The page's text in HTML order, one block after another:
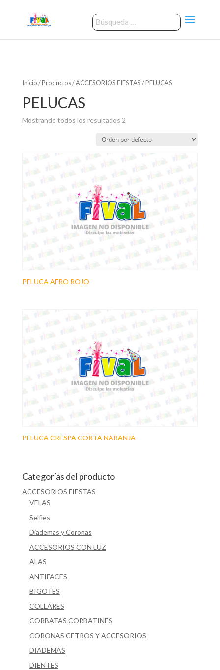
Inicio/Productos/ACCESORIOS FIESTAS/ PELUCAS
PELUCAS
Mostrando todos los resultados 2
PELUCA AFRO ROJO
PELUCA CRESPA CORTA NARANJA
Categorías del producto
ACCESORIOS FIESTAS
VELAS
Selfies
Diademas y Coronas
ACCESORIOS CON LUZ
ALAS
ANTIFACES
BIGOTES
COLLARES
CORBATAS CORBATINES
CORONAS CETROS Y ACCESORIOS
DIADEMAS
DIENTES